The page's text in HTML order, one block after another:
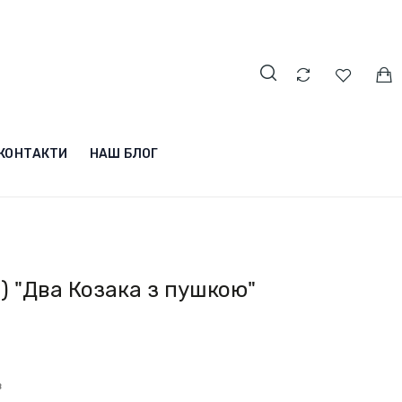
НАШ БЛОГ
"Два Козака з пушкою"